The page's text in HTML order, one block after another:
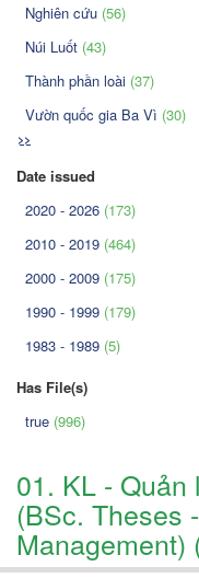
Nghiên cứu (56)
Núi Luốt (43)
Thành phần loài (37)
Vườn quốc gia Ba Vì (30)
>>
Date issued
2020 - 2026 (173)
2010 - 2019 (464)
2000 - 2009 (175)
1990 - 1999 (179)
1983 - 1989 (5)
Has File(s)
true (996)
01. KL -
(BSc. Theses
Management)